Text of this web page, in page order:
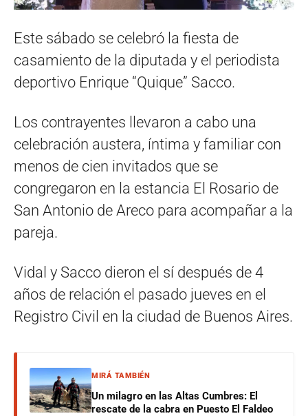
Este sábado se celebró la fiesta de
casamiento de la diputada y el periodista
deportivo Enrique “Quique” Sacco.
Los contrayentes llevaron a cabo una
celebración austera, íntima y familiar con
menos de cien invitados que se
congregaron en la estancia El Rosario de
San Antonio de Areco para acompañar a la
pareja.
Vidal y Sacco dieron el sí después de 4
años de relación el pasado jueves en el
Registro Civil en la ciudad de Buenos Aires.
MIRÁ TAMBIÉN
Un milagro en las Altas Cumbres: El
rescate de la cabra en Puesto El Faldeo